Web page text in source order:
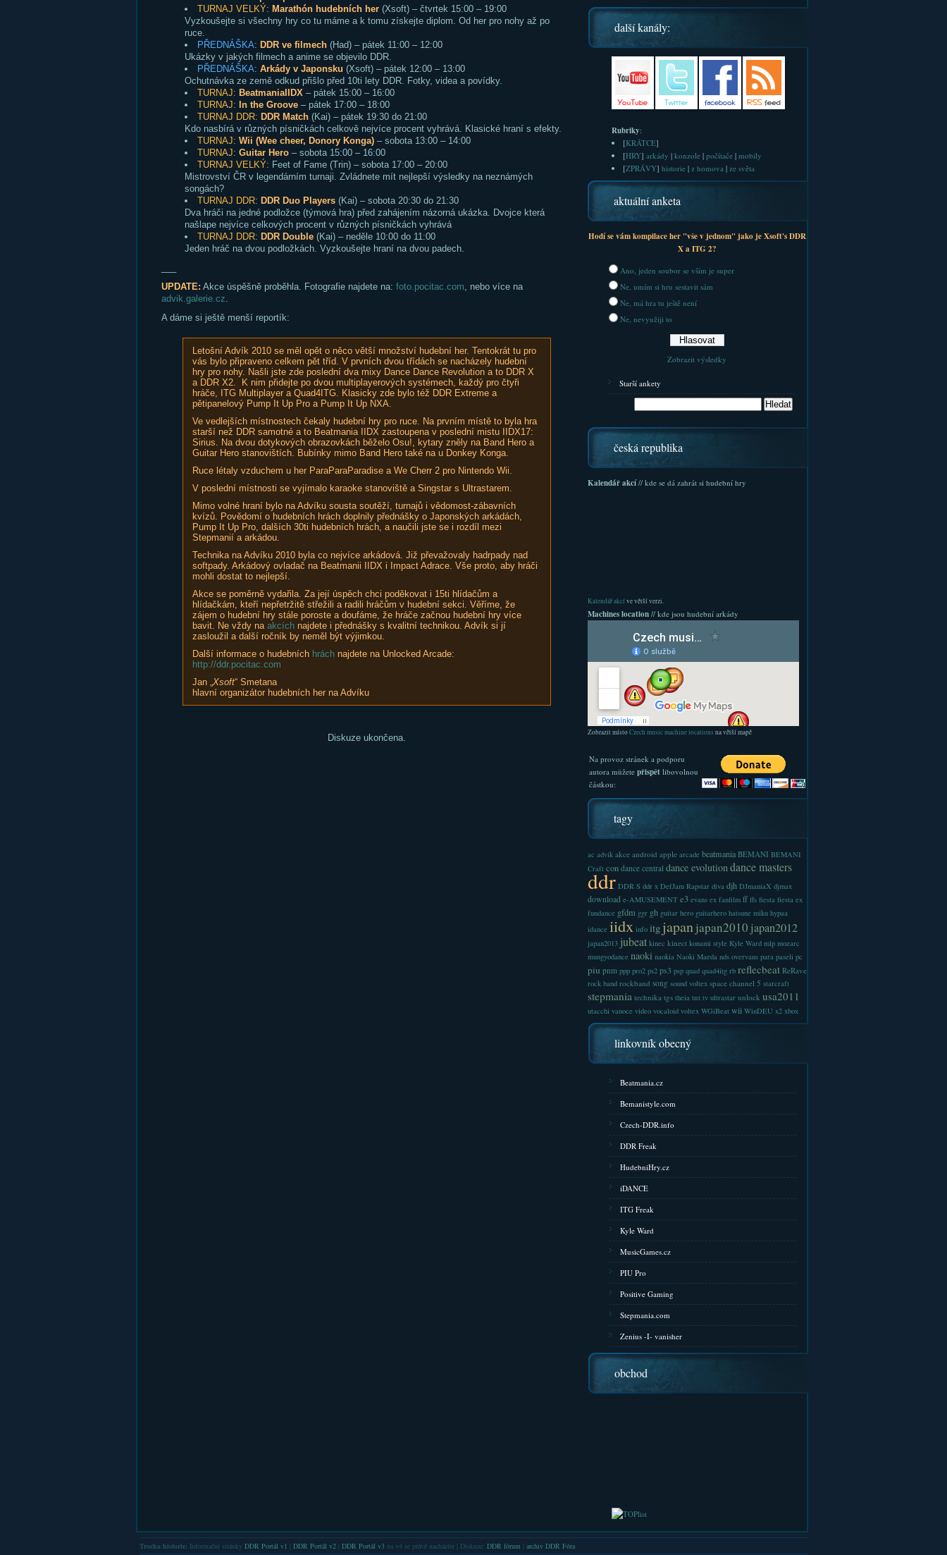
TURNAJ VELKÝ: Marathón hudebních her(Xsoft) – čtvrtek 15:00 – 19:00
Vyzkoušejte si všechny hry co tu máme a k tomu získejte diplom. Od her pro nohy až po
ruce.
PŘEDNÁŠKA: DDR ve filmech(Had) – pátek 11:00 – 12:00
Ukázky v jakých filmech a anime se objevilo DDR.
PŘEDNÁŠKA: Arkády v Japonsku (Xsoft) – pátek 12:00 – 13:00
Ochutnávka ze země odkud přišlo před 10ti lety DDR. Fotky, videa a povídky.
TURNAJ: BeatmaniaIIDX– pátek 15:00 – 16:00
TURNAJ: In the Groove– pátek 17:00 – 18:00
TURNAJ DDR: DDR Match(Kai) – pátek 19:30 do 21:00
Kdo nasbírá v různých písničkách celkově nejvíce procent vyhrává. Klasické hraní s efekty.
TURNAJ: Wii (Wee cheer, Donory Konga)– sobota 13:00 – 14:00
TURNAJ: Guitar Hero– sobota 15:00 – 16:00
TURNAJ VELKÝ: Feet of Fame (Trin) – sobota 17:00 – 20:00
Mistrovství ČR v legendárním turnaji. Zvládnete mít nejlepší výsledky na neznámých
songách?
TURNAJ DDR: DDR Duo Players(Kai) – sobota 20:30 do 21:30
Dva hráči na jedné podložce (týmová hra) před zahájením názorná ukázka. Dvojce která
našlape nejvíce celkových procent v různých písničkách vyhrává
TURNAJ DDR: DDR Double(Kai) – neděle 10:00 do 11:00
Jeden hráč na dvou podložkách. Vyzkoušejte hraní na dvou padech.
UPDATE: Akce úspěšně proběhla. Fotografie najdete na: foto.pocitac.com, nebo více na
advik.galerie.cz.
A dáme si ještě menší reportík:
Letošní Advík 2010 se měl opět o něco větší množství hudební her. Tentokrát tu pro
vás bylo připraveno celkem pět tříd. V prvních dvou třídách se nacházely hudební
hry pro nohy. Našli jste zde poslední dva mixy Dance Dance Revolution a to DDR X
a DDR X2. K nim přidejte po dvou multiplayerových systémech, každý pro čtyři
hráče, ITG Multiplayer a Quad4ITG. Klasicky zde bylo též DDR Extreme a
pětipanelový Pump It Up Pro a Pump It Up NXA.
Ve vedlejších místnostech čekaly hudební hry pro ruce. Na prvním místě to byla hra
starší než DDR samotné a to Beatmania IIDX zastoupena v poslední mistu IIDX17:
Sirius. Na dvou dotykových obrazovkách běželo Osu!, kytary zněly na Band Hero a
Guitar Hero stanovištích. Bubínky mimo Band Hero také na u Donkey Konga.
Ruce létaly vzduchem u her ParaParaParadise a We Cherr 2 pro Nintendo Wii.
V poslední místnosti se vyjímalo karaoke stanoviště a Singstar s Ultrastarem.
Mimo volné hraní bylo na Advíku sousta soutěží, turnajů i vědomost-zábavních
kvízů. Povědomí o hudebních hrách doplnily přednášky o Japonských arkádách,
Pump It Up Pro, dalších 30ti hudebních hrách, a naučili jste se i rozdíl mezi
Stepmanií a arkádou.
Technika na Advíku 2010 byla co nejvíce arkádová. Již převažovaly hadrpady nad
softpady. Arkádový ovladač na Beatmanii IIDX i Impact Adrace. Vše proto, aby hráči
mohli dostat to nejlepší.
Akce se poměrně vydařila. Za její úspěch chci poděkovat i 15ti hlídačům a
hlídačkám, kteří nepřetržitě střežili a radili hráčům v hudební sekci. Věříme, že
zájem o hudební hry stále poroste a doufáme, že hráče začnou hudební hry více
bavit. Ne vždy na akcíchnajdete i přednášky s kvalitní technikou. Advík si jí
zasloužil a další ročník by neměl být výjimkou.
Další informace o hudebních hráchnajdete na Unlocked Arcade:
http://ddr.pocitac.com
Jan „Xsoft“ Smetana
hlavní organizátor hudebních her na Advíku
Diskuze ukončena.
další kanály:
Rubriky:
[KRÁTCE]
[HRY] arkády | konzole| počítače| mobily
[ZPRÁVY] historie| z homova| ze světa
aktuální anketa
Hodí se vám kompilace her "vše v jednom" jako je Xsoft's DDR
X a ITG 2?
Ano, jeden soubor se vším je super
Ne, umím si hru sestavit sám
Ne, má hra tu ještě není
Ne, nevyužiji to
Zobrazit výsledky
Starší ankety
česká republika
Kalendář akcí// kde se dá zahrát si hudební hry
Kalendář akcíve větší verzi.
Machines location// kde jsou hudební arkády
Zobrazit místoCzech music machine locations na větší mapě
Na provoz stránek a podporu
autora můžete přispětlibovolnou
částkou:
tagy
ac advik akce android apple arcade beatmania BEMANI BEMANI
Craft con dance central dance evolutiondance masters
ddr DDR S ddr x DefJam Rapstar diva djh DJmaniaX djmax
download e-AMUSEMENT e3 evans ex fanfilm ff ffs fiesta fiesta ex
fundance gfdm ggr gh guitar hero guitarhero hatsune miku hypaa
idance iidx info itg japanjapan2010 japan2012
japan2013 jubeat kinec kinect konami style Kyle Ward mlp mozarc
mungyodance naoki naokia Naoki Maeda nds overvans para paseli pc
piu pnm ppp pro2 ps2 ps3 psp quad quad4itg rb reflecbeat ReRave
rock band rockband song sound voltex space channel 5 starcraft
stepmania technika tgs theia tnt tv ultrastar unlock usa2011
utacchi vanoce video vocaloid voltex WGiBeat wii WinDEU x2 xbox
linkovník obecný
Beatmania.cz
Bemanistyle.com
Czech-DDR.info
DDR Freak
HudebniHry.cz
iDANCE
ITG Freak
Kyle Ward
MusicGames.cz
PIU Pro
Positive Gaming
Stepmania.com
Zenius -I- vanisher
obchod
Trocha historie: Informační stránky DDR Portál v1 DDR Portál v2| DDR Portál v3na v4 se právě nacházíte | Diskuze: DDR fórum archiv DDR Fóra